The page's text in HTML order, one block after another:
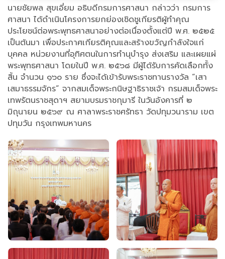
นายชัยพล สุขเอี่ยม อธิบดีกรมการศาสนา กล่าวว่า กรมการ
ศาสนา ได้ดำเนินโครงการยกย่องเชิดชูเกียรติผู้ทำคุณ
ประโยชน์ต่อพระพุทธศาสนาอย่างต่อเนื่องตั้งแต่ปี พ.ศ. ๒๕๒๕
เป็นต้นมา เพื่อประกาศเกียรติคุณและสร้างขวัญกำลังใจแก่
บุคคล หน่วยงานที่อุทิศตนในการทำนุบำรุง ส่งเสริม และเผยแผ่
พระพุทธศาสนา โดยในปี พ.ศ. ๒๕๖๘ มีผู้ได้รับการคัดเลือกทั้ง
สิ้น จำนวน ๑๖๐ ราย ซึ่งจะได้เข้ารับพระราชทานรางวัล “เสา
เสมาธรรมจักร” จากสมเด็จพระกนิษฐาธิราชเจ้า กรมสมเด็จพระ
เทพรัตนราชสุดาฯ สยามบรมราชกุมารี ในวันอังคารที่ ๒
มิถุนายน ๒๕๖๙ ณ ศาลาพระราชศรัทธา วัดปทุมวนาราม เขต
ปทุมวัน กรุงเทพมหานคร